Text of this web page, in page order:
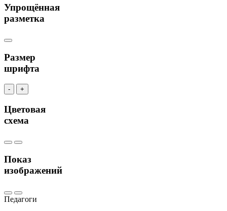
Упрощённая
разметка
Размер
шрифта
- +
Цветовая
схема
Показ
изображений
Педагоги